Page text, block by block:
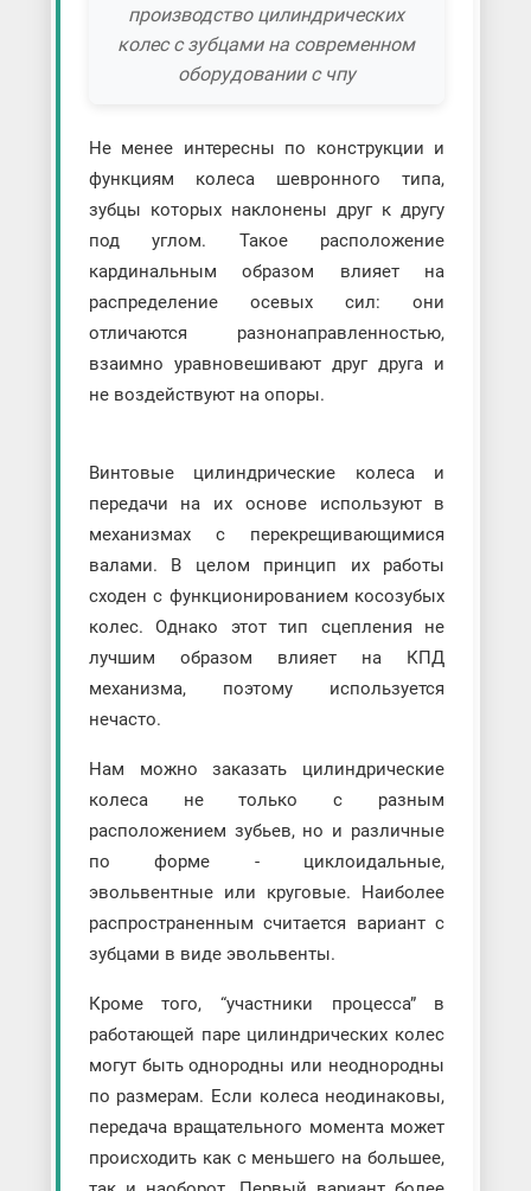
производство цилиндрических
колес с зубцами на современном
оборудовании с чпу
Не менее интересны по конструкции и
функциям колеса шевронного типа,
зубцы которых наклонены друг к другу
под углом. Такое расположение
кардинальным образом влияет на
распределение осевых сил: они
отличаются разнонаправленностью,
взаимно уравновешивают друг друга и
не воздействуют на опоры.
Винтовые цилиндрические колеса и
передачи на их основе используют в
механизмах с перекрещивающимися
валами. В целом принцип их работы
сходен с функционированием косозубых
колес. Однако этот тип сцепления не
лучшим образом влияет на КПД
механизма, поэтому используется
нечасто.
Нам можно заказать цилиндрические
колеса не только с разным
расположением зубьев, но и различные
по форме - циклоидальные,
эвольвентные или круговые. Наиболее
распространенным считается вариант с
зубцами в виде эвольвенты.
Кроме того, “участники процесса” в
работающей паре цилиндрических колес
могут быть однородны или неоднородны
по размерам. Если колеса неодинаковы,
передача вращательного момента может
происходить как с меньшего на большее,